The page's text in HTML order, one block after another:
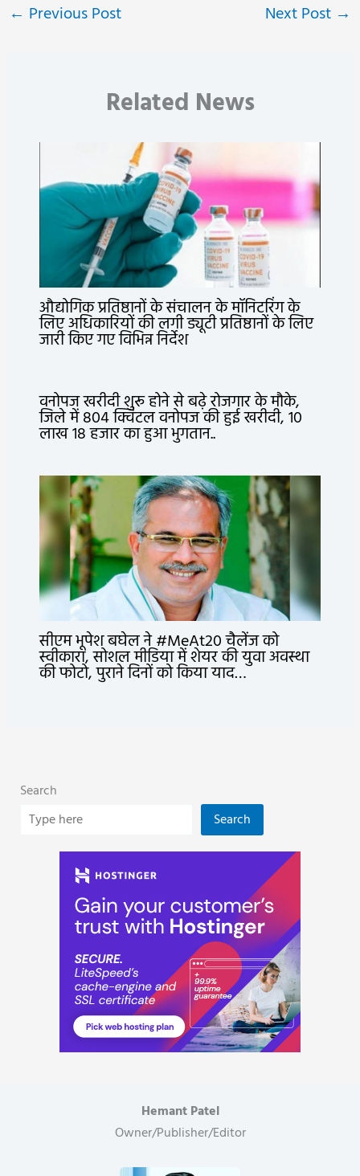
← Previous Post Next Post →
Related News
औद्योगिक प्रतिष्ठानों के संचालन के मॉनिटरिंग के
लिए अधिकारियों की लगी ड्यूटी प्रतिष्ठानों के लिए
जारी किए गए विभिन्न निर्देश
वनोपज खरीदी शुरू होने से बढ़े रोजगार के मौके,
जिले में 804 क्विंटल वनोपज की हुई खरीदी, 10
लाख 18 हजार का हुआ भुगतान..
सीएम भूपेश बघेल ने #MeAt20 चैलेंज को
स्वीकारा, सोशल मीडिया में शेयर की युवा अवस्था
की फोटो, पुराने दिनों को किया याद…
Search
Search
Hemant Patel
Owner/Publisher/Editor